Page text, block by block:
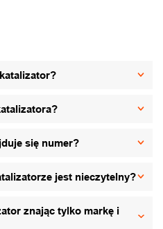
się numer?
jest nieczytelny?
znając tylko markę i